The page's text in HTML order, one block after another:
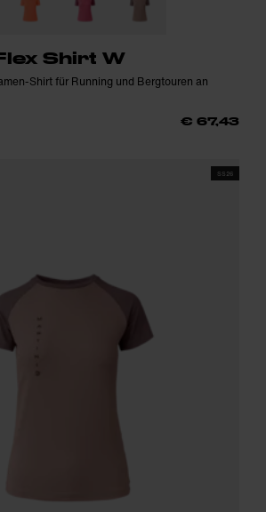
Shirt W
Shirt für Running und Bergtouren an
€ 67,43
SS26